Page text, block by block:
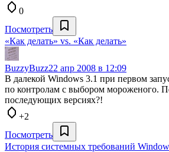
0
Посмотреть
«Как делать» vs. «Как делать»
BuzzyBuzz22 апр 2008 в 12:09
В далекой Windows 3.1 при первом
по контролам с выбором мороженого.
последующих версиях?!
+2
Посмотреть
История системных требований